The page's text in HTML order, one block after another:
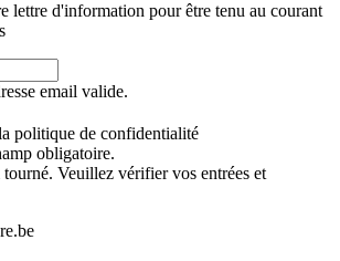
lettre d'information pour être tenu au courant
email valide.
politique de confidentialité
obligatoire.
Veuillez vérifier vos entrées et